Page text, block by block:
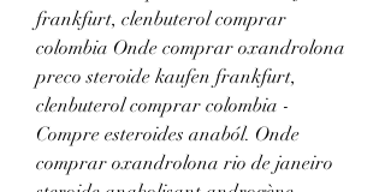
frankfurt, clenbuterol comprar
colombia Onde comprar oxandrolona
preco steroide kaufen frankfurt,
clenbuterol comprar colombia -
Compre esteroides anaból. Onde
comprar oxandrolona rio de janeiro